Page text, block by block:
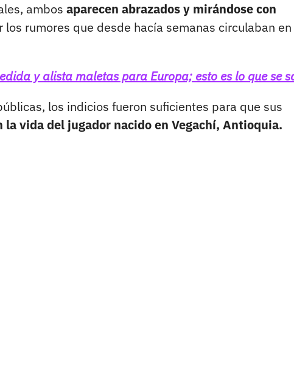
ambos aparecen abrazados y mirándose con
rumores que desde hacía semanas circulaban en
y alista maletas para Europa; esto es lo que se
los indicios fueron suficientes para que sus
la vida del jugador nacido en Vegachí, Antioquia.